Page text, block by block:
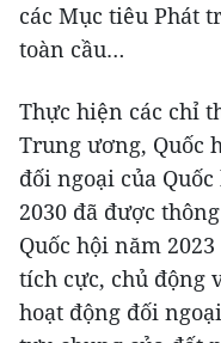
các Mục tiêu Phát
toàn cầu…
Thực hiện các chỉ
Trung ương, Quốc
đối ngoại của
2030 đã được
Quốc hội năm
tích cực, chủ động
hoạt động đối